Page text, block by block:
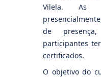
Vilela. As
de
participantes
certificados.
O objetivo do